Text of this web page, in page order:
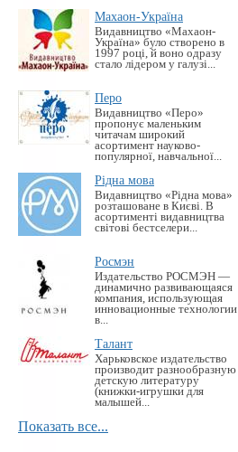
Махаон-Україна
Видавництво «Махаон-
Україна» було створено в
1997 році, й воно одразу
стало лідером у галузі...
Перо
Видавництво «Перо»
пропонує маленьким
читачам широкий
асортимент науково-
популярної, навчальної...
Рідна мова
Видавництво «Рідна мова»
розташоване в Києві. В
асортименті видавництва
світові бестселери...
Росмэн
Издательство РОСМЭН —
динамично развивающаяся
компания, использующая
инновационные технологии
в...
Талант
Харьковское издательство
производит разнообразную
детскую литературу
(книжки-игрушки для
малышей...
Показать все...